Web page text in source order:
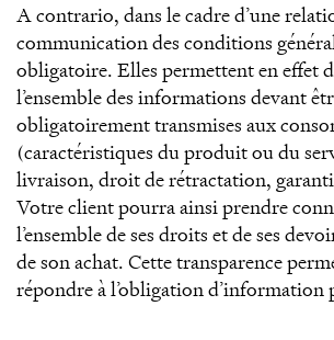
A contrario, dans le cadre d’une
communication des conditions
obligatoire. Elles permettent en effet
l’ensemble des informations devant
obligatoirement transmises aux
(caractéristiques du produit ou du
livraison, droit de rétractation,
Votre client pourra ainsi prendre
l’ensemble de ses droits et de ses
de son achat. Cette transparence
répondre à l’obligation d’information